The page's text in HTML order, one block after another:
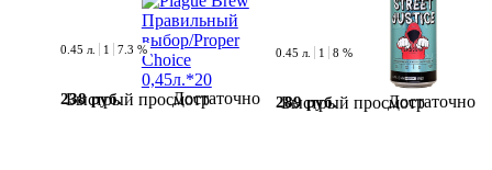
Быстрый просмотр
0.45 л. 1 7.3 %
238 руб. Достаточно Быстрый просмотр
0.45 л. 1 8 %
289 руб. Достаточно